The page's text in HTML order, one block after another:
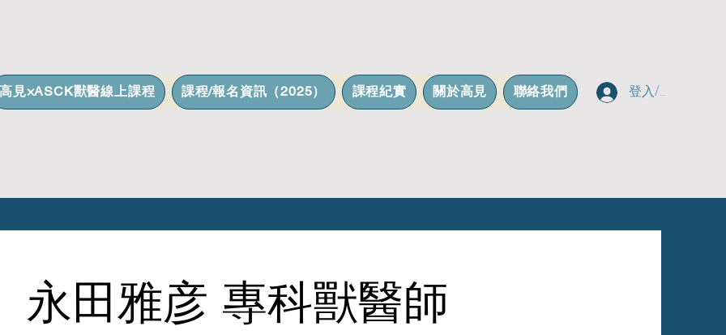
高見×ASCK獸醫線上課程 課程/報名資訊（2025） 課程紀實 關於高見 聯絡我們 登入/註冊
永田雅彦 專科獸醫師